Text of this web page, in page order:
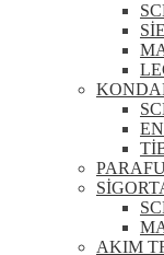
AKIM